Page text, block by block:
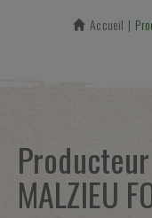
Accueil En
MALZIEU